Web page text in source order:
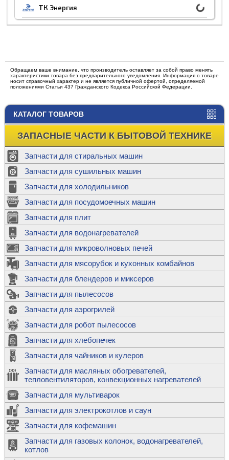
КАТАЛОГ ТОВАРОВ
ЗАПАСНЫЕ ЧАСТИ К БЫТОВОЙ ТЕХНИКЕ
Запчасти для стиральных машин
Запчасти для сушильных машин
Запчасти для холодильников
Запчасти для посудомоечных машин
Запчасти для плит
Запчасти для водонагревателей
Запчасти для микроволновых печей
Запчасти для мясорубок и кухонных комбайнов
Запчасти для блендеров и миксеров
Запчасти для пылесосов
Запчасти для аэрогрилей
Запчасти для робот пылесосов
Запчасти для хлебопечек
Запчасти для чайников и кулеров
Запчасти для масляных обогревателей,
тепловентиляторов, конвекционных нагревателей
Запчасти для мультиварок
Запчасти для электрокотлов и саун
Запчасти для кофемашин
Запчасти для газовых колонок, водонагревателей,
котлов
ТК Энергия
Обращаем ваше внимание, что производитель оставляет за собой право менять
характеристики товара без предварительного уведомления. Информация о товаре
носит справочный характер и не является публичной офертой, определяемой
положениями Статьи 437 Гражданского Кодекса Российской Федерации.